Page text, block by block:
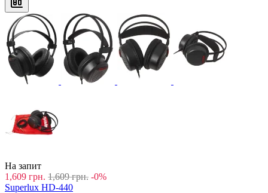
На запит
1,609 грн. 1,609 грн. -0%
Superlux HD-440